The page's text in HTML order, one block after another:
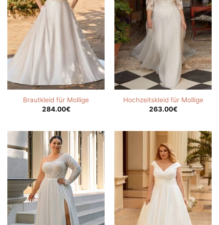
Brautkleid für Mollige
284.00€
Hochzeitskleid für Mollige
263.00€